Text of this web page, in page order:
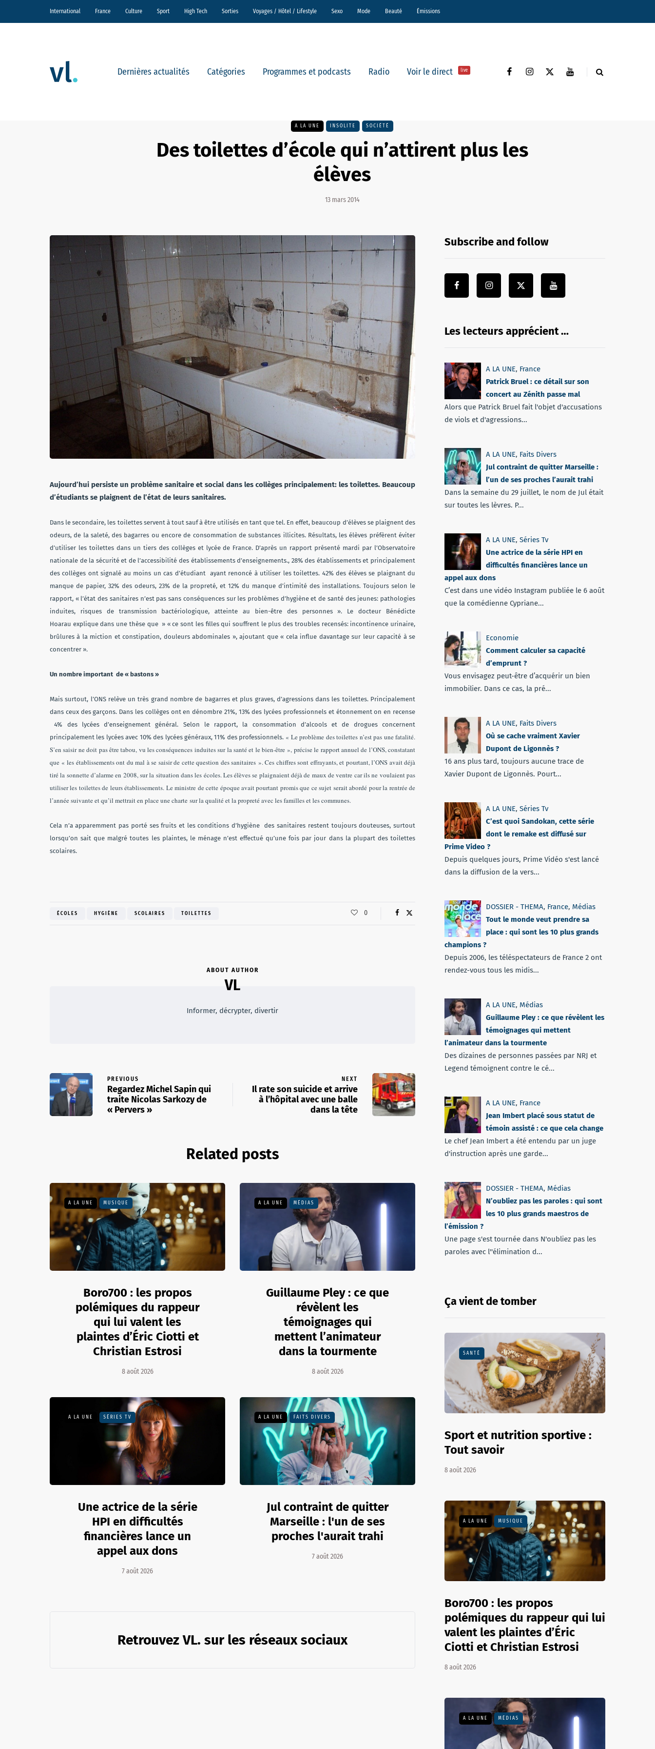
International France Culture Sport High Tech Sorties Voyages / Hôtel / Lifestyle Sexo Mode Beauté Émissions
Dernières actualités Catégories Programmes et podcasts Radio Voir le direct live
A LA UNE INSOLITE SOCIÉTÉ
Des toilettes d’école qui n’attirent plus les
élèves
13 mars 2014
Aujourd’hui persiste un problème sanitaire et social dans les collèges principalement: les toilettes. Beaucoup
d’étudiants se plaignent de l’état de leurs sanitaires.
Dans le secondaire, les toilettes servent à tout sauf à être utilisés en tant que tel. En effet, beaucoup d’élèves se plaignent des
odeurs, de la saleté, des bagarres ou encore de consommation de substances illicites. Résultats, les élèves préfèrent éviter
d’utiliser les toilettes dans un tiers des collèges et lycée de France. D’après un rapport présenté mardi par l’Observatoire
nationale de la sécurité et de l’accessibilité des établissements d’enseignements., 28% des établissements et principalement
des collèges ont signalé au moins un cas d’étudiant ayant renoncé à utiliser les toilettes. 42% des élèves se plaignant du
manque de papier, 32% des odeurs, 23% de la propreté, et 12% du manque d’intimité des installations. Toujours selon le
rapport, « l’état des sanitaires n’est pas sans conséquences sur les problèmes d’hygiène et de santé des jeunes: pathologies
induites, risques de transmission bactériologique, atteinte au bien-être des personnes ». Le docteur Bénédicte
Hoarau explique dans une thèse que » « ce sont les filles qui souffrent le plus des troubles recensés: incontinence urinaire,
brûlures à la miction et constipation, douleurs abdominales », ajoutant que « cela influe davantage sur leur capacité à se
concentrer ».
Un nombre important de « bastons »
Mais surtout, l’ONS relève un très grand nombre de bagarres et plus graves, d’agressions dans les toilettes. Principalement
dans ceux des garçons. Dans les collèges ont en dénombre 21%, 13% des lycées professionnels et étonnement on en recense
4% des lycées d’enseignement général. Selon le rapport, la consommation d’alcools et de drogues concernent
principalement les lycées avec 10% des lycées généraux, 11% des professionnels. « Le problème des toilettes n’est pas une fatalité.
S’en saisir ne doit pas être tabou, vu les conséquences induites sur la santé et le bien-être », précise le rapport annuel de l’ONS, constatant
que « les établissements ont du mal à se saisir de cette question des sanitaires ». Ces chiffres sont effrayants, et pourtant, l’ONS avait déjà
tiré la sonnette d’alarme en 2008, sur la situation dans les écoles. Les élèves se plaignaient déjà de maux de ventre car ils ne voulaient pas
utiliser les toilettes de leurs établissements. Le ministre de cette époque avait pourtant promis que ce sujet serait abordé pour la rentrée de
l’année suivante et qu’il mettrait en place une charte sur la qualité et la propreté avec les familles et les communes.
Cela n’a apparemment pas porté ses fruits et les conditions d’hygiène des sanitaires restent toujours douteuses, surtout
lorsqu’on sait que malgré toutes les plaintes, le ménage n’est effectué qu’une fois par jour dans la plupart des toilettes
scolaires.
ÉCOLES HYGIÈNE SCOLAIRES TOILETTES 0
ABOUT AUTHOR
VL
Informer, décrypter, divertir
PREVIOUS
Regardez Michel Sapin qui
traite Nicolas Sarkozy de
« Pervers »
NEXT
Il rate son suicide et arrive
à l’hôpital avec une balle
dans la tête
Related posts
A LA UNE MUSIQUE
Boro700 : les propos
polémiques du rappeur
qui lui valent les
plaintes d’Éric Ciotti et
Christian Estrosi
8 août 2026
A LA UNE MÉDIAS
Guillaume Pley : ce que
révèlent les
témoignages qui
mettent l’animateur
dans la tourmente
8 août 2026
A LA UNE SÉRIES TV
Une actrice de la série
HPI en difficultés
financières lance un
appel aux dons
7 août 2026
A LA UNE FAITS DIVERS
Jul contraint de quitter
Marseille : l'un de ses
proches l'aurait trahi
7 août 2026
Retrouvez VL. sur les réseaux sociaux
Subscribe and follow
Les lecteurs apprécient …
A LA UNE, France
Patrick Bruel : ce détail sur son
concert au Zénith passe mal
Alors que Patrick Bruel fait l'objet d'accusations
de viols et d'agressions...
A LA UNE, Faits Divers
Jul contraint de quitter Marseille :
l’un de ses proches l’aurait trahi
Dans la semaine du 29 juillet, le nom de Jul était
sur toutes les lèvres. P...
A LA UNE, Séries Tv
Une actrice de la série HPI en
difficultés financières lance un
appel aux dons
C’est dans une vidéo Instagram publiée le 6 août
que la comédienne Cypriane...
Economie
Comment calculer sa capacité
d’emprunt ?
Vous envisagez peut-être d’acquérir un bien
immobilier. Dans ce cas, la pré...
A LA UNE, Faits Divers
Où se cache vraiment Xavier
Dupont de Ligonnès ?
16 ans plus tard, toujours aucune trace de
Xavier Dupont de Ligonnès. Pourt...
A LA UNE, Séries Tv
C’est quoi Sandokan, cette série
dont le remake est diffusé sur
Prime Video ?
Depuis quelques jours, Prime Vidéo s'est lancé
dans la diffusion de la vers...
DOSSIER - THEMA, France, Médias
Tout le monde veut prendre sa
place : qui sont les 10 plus grands
champions ?
Depuis 2006, les téléspectateurs de France 2 ont
rendez-vous tous les midis...
A LA UNE, Médias
Guillaume Pley : ce que révèlent les
témoignages qui mettent
l’animateur dans la tourmente
Des dizaines de personnes passées par NRJ et
Legend témoignent contre le cé...
A LA UNE, France
Jean Imbert placé sous statut de
témoin assisté : ce que cela change
Le chef Jean Imbert a été entendu par un juge
d'instruction après une garde...
DOSSIER - THEMA, Médias
N’oubliez pas les paroles : qui sont
les 10 plus grands maestros de
l’émission ?
Une page s'est tournée dans N'oubliez pas les
paroles avec l''élimination d...
Ça vient de tomber
SANTÉ
Sport et nutrition sportive :
Tout savoir
8 août 2026
A LA UNE MUSIQUE
Boro700 : les propos
polémiques du rappeur qui lui
valent les plaintes d’Éric
Ciotti et Christian Estrosi
8 août 2026
A LA UNE MÉDIAS